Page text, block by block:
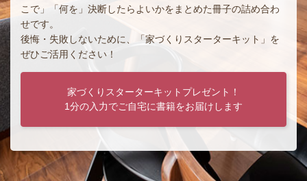
こで」「何を」決断したらよいかをまとめた冊子の詰め合わ
せです。
後悔・失敗しないために、「家づくりスターターキット」を
ぜひご活用ください！
家づくりスターターキットプレゼント！
1分の入力でご自宅に書籍をお届けします